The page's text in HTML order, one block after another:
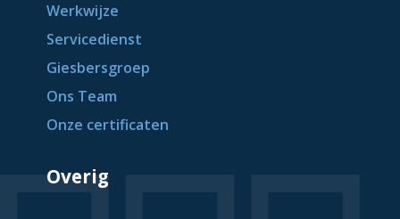
Werkwijze
Servicedienst
Giesbersgroep
Ons Team
Onze certificaten
Overig